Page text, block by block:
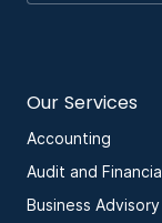
Our Services
Accounting
Audit and
Business Advisory